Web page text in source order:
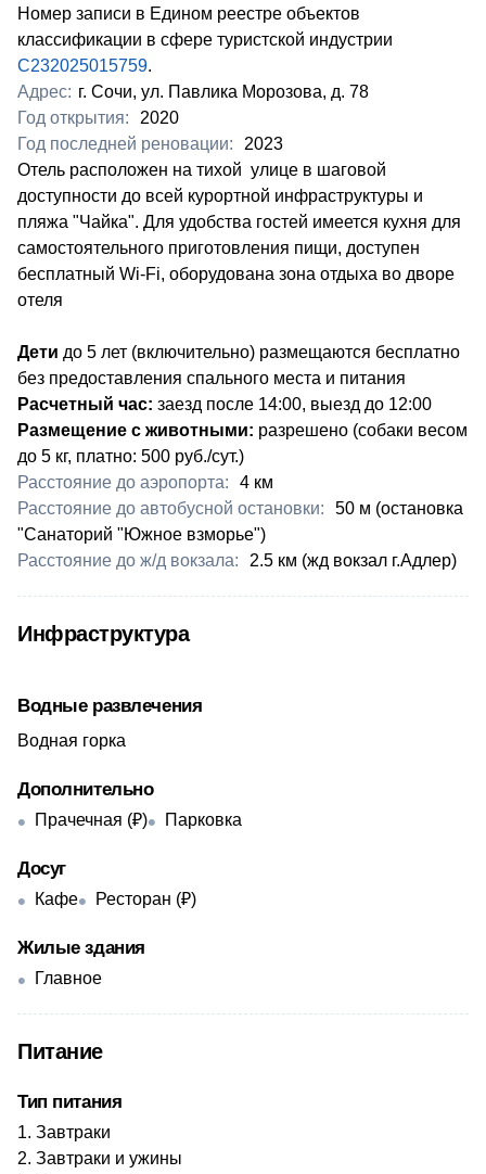
Номер записи в Едином реестре объектов
классификации в сфере туристской индустрии
С232025015759.
Адрес: г. Сочи, ул. Павлика Морозова, д. 78
Год открытия:
2020
Год последней реновации:
2023
​Отель расположен на тихой улице в шаговой
доступности до всей курортной инфраструктуры и
пляжа "Чайка". Для удобства гостей имеется кухня для
самостоятельного приготовления пищи, доступен
бесплатный Wi-Fi, оборудована зона отдыха во дворе
отеля
Дети до 5 лет (включительно) размещаются бесплатно
без предоставления спального места и питания
Расчетный час: заезд после 14:00, выезд до 12:00
Размещение с животными: разрешено (собаки весом
до 5 кг, платно: 500 руб./сут.)
Расстояние до аэропорта:
​4 км
Расстояние до автобусной остановки:
50 м (остановка
"С​анаторий "Южное взморье")
Расстояние до ж/д вокзала:
​2.5 км (жд вокзал г.Адлер)
Инфраструктура
Водные развлечения
Водная горка
Дополнительно
Прачечная (₽) Парковка
Досуг
Кафе Ресторан (₽)
Жилые здания
Главное
Питание
Тип питания
Завтраки
Завтраки и ужины